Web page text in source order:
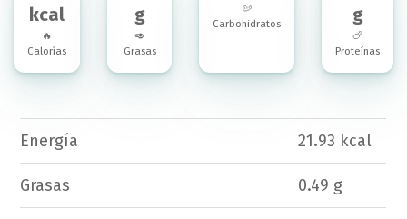
kcal
🔥
Calorías
g
🥑
Grasas
🥔
Carbohidratos
g
🍗
Proteínas
Energía 21.93 kcal
Grasas 0.49 g